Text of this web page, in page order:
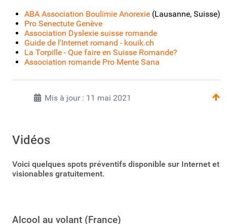
ABA Association Boulimie Anorexie (Lausanne, Suisse)
Pro Senectute Genève
Association Dyslexie suisse romande
Guide de l'Internet romand - kouik.ch
La Torpille - Que faire en Suisse Romande?
Association romande Pro Mente Sana
Mis à jour : 11 mai 2021
Vidéos
Voici quelques spots préventifs disponible sur Internet et
visionables gratuitement.
Alcool au volant (France)